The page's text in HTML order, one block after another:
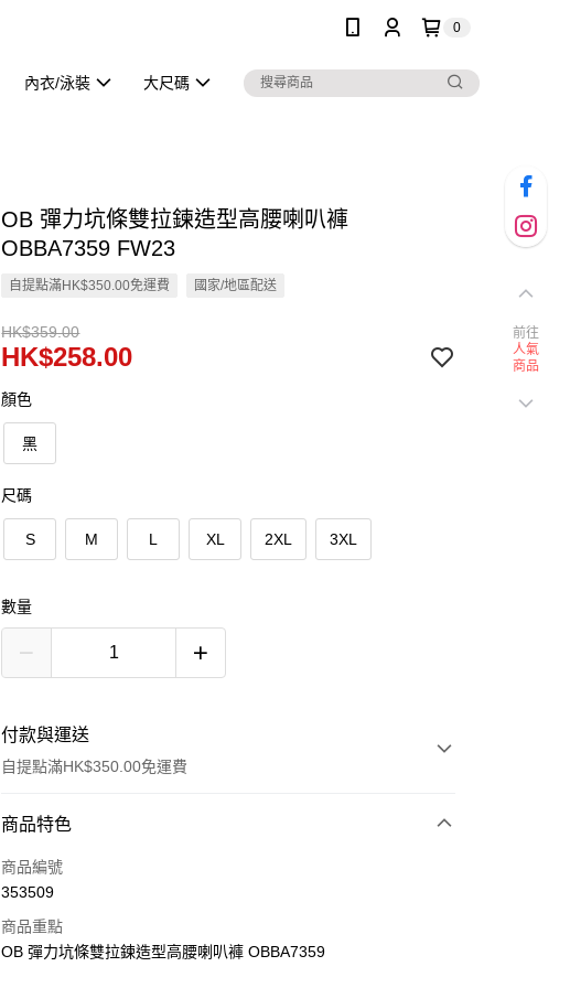
0
內衣/泳裝 大尺碼
OB 彈力坑條雙拉鍊造型高腰喇叭褲
OBBA7359 FW23
自提點滿HK$350.00免運費 國家/地區配送
HK$359.00
HK$258.00
顏色
黑
尺碼
S M L XL 2XL 3XL
數量
付款與運送
自提點滿HK$350.00免運費
付款方式
信用卡
AlipayHK
商品特色
商品編號
353509
商品重點
OB 彈力坑條雙拉鍊造型高腰喇叭褲 OBBA7359
前往
人氣
商品